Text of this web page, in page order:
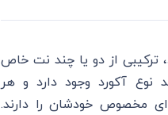
ترکیبی از دو یا چند نت خاص
نوع آکورد وجود دارد و هر
مخصوص خودشان را دارند.